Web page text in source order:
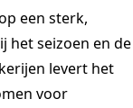
een sterk,
het seizoen en de
levert het
voor